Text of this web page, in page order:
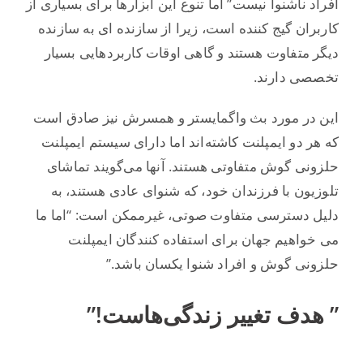
کاربران گیج کننده است، زیرا از سازنده ای به سازنده
دیگر متفاوت هستند و گاهی اوقات کاربردهایی بسیار
تخصصی دارند.
این در مورد بث واگمایستر و همسرش نیز صادق است
که هر دو ایمپلنت کاشته‌اند اما دارای سیستم ایمپلنت
حلزونی گوش متفاوتی هستند. آنها می‌گویند تماشای
تلوزیون با فرزندان خود، که شنوای عادی هستند، به
دلیل دسترسی متفاوت صوتی، غیرممکن است: “اما ما
می خواهیم جهان برای استفاده کنندگان ایمپلنت
حلزونی گوش و افراد شنوا یکسان باشد.”
” هدف تغییر زندگی‌هاست!”